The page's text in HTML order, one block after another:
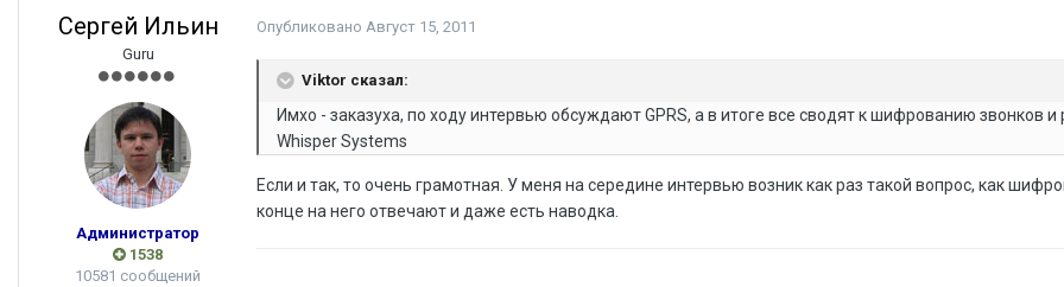
Сергей Ильин
Guru
Администратор
1538
10581 сообщений
Опубликовано Август 15, 2011
Viktor сказал:
Имхо - заказуха, по ходу интервью обсуждают GPRS, а в итоге все сводят к шифрованию звонков и
Whisper Systems
Если и так, то очень грамотная. У меня на середине интервью возник как раз такой вопрос, как
конце на него отвечают и даже есть наводка.